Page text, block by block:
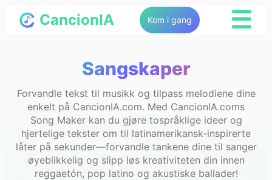
CancionIA Kom i gang ☰
Sangskaper
Forvandle tekst til musikk og tilpass melodiene dine
enkelt på CancionIA.com. Med CancionIA.coms
Song Maker kan du gjøre tospråklige ideer og
hjertelige tekster om til latinamerikansk-inspirerte
låter på sekunder—forvandle tankene dine til sanger
øyeblikkelig og slipp løs kreativiteten din innen
reggaetón, pop latino og akustiske ballader!